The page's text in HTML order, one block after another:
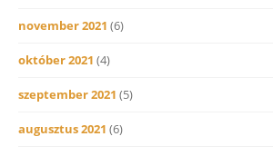
november 2021 (6)
október 2021 (4)
szeptember 2021 (5)
augusztus 2021 (6)